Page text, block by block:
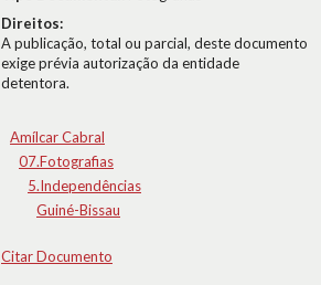
Direitos:
A publicação, total ou parcial, deste documento
exige prévia autorização da entidade
detentora.
Amílcar Cabral
07.Fotografias
5.Independências
Guiné-Bissau
Citar Documento